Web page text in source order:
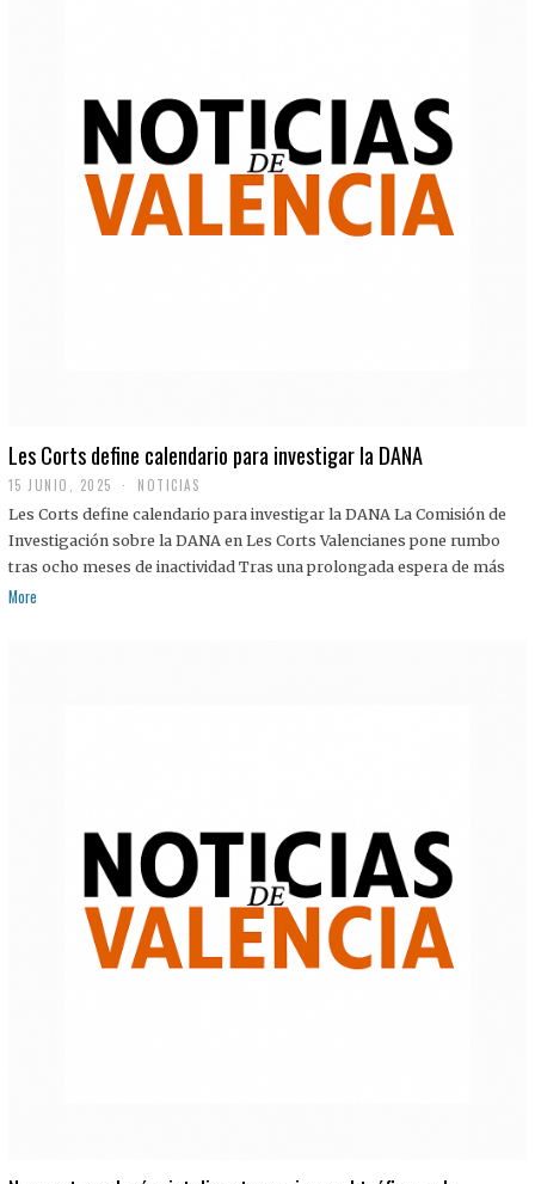
Les Corts define calendario para investigar la DANA
15 JUNIO, 2025 NOTICIAS
Les Corts define calendario para investigar la DANA La Comisión de
Investigación sobre la DANA en Les Corts Valencianes pone rumbo
tras ocho meses de inactividad Tras una prolongada espera de más
More